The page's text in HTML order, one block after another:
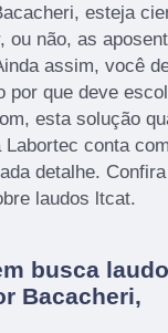
esteja
ou não, as
assim, você
por que deve
esta solução
Labortec conta
detalhe.
laudos ltcat.
busca
Bacacheri,